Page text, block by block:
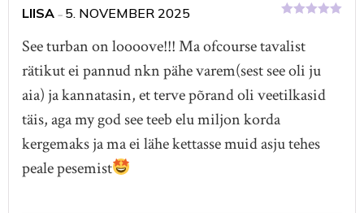
LIISA – 5. NOVEMBER 2025
See turban on loooove!!! Ma ofcourse tavalist
rätikut ei pannud nkn pähe varem(sest see oli ju
aia) ja kannatasin, et terve põrand oli veetilkasid
täis, aga my god see teeb elu miljon korda
kergemaks ja ma ei lähe kettasse muid asju tehes
peale pesemist